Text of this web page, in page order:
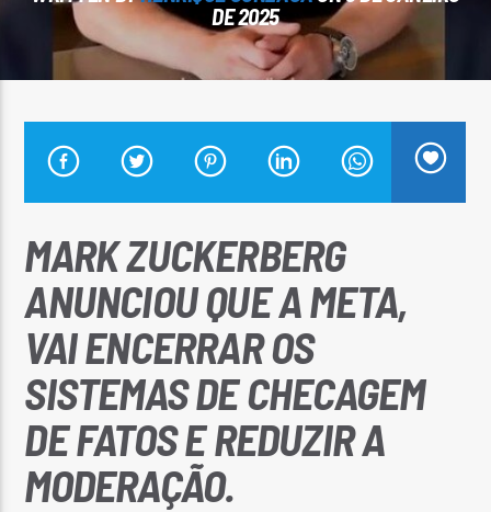
DE 2025
MARK ZUCKERBERG
ANUNCIOU QUE A META,
VAI ENCERRAR OS
SISTEMAS DE CHECAGEM
DE FATOS E REDUZIR A
MODERAÇÃO.